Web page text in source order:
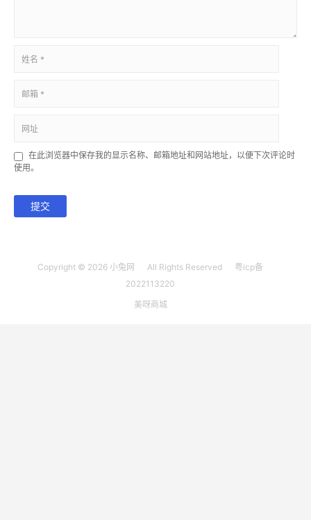
在此浏览器中保存我的显示名称、邮箱地址和网站地址，以便下次评论时
使用。
提交
Copyright © 2026 小兔网 All Rights Reserved
粤icp备
2022113220
美呀商城